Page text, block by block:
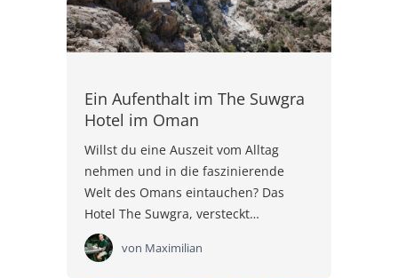
Ein Aufenthalt im The Suwgra
Hotel im Oman
Willst du eine Auszeit vom Alltag
nehmen und in die faszinierende
Welt des Omans eintauchen? Das
Hotel The Suwgra, versteckt…
von Maximilian